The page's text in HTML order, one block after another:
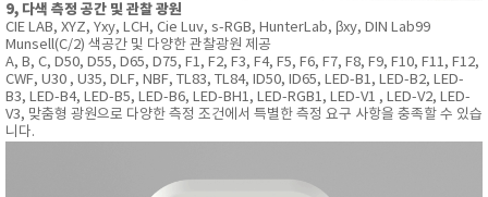
9, 다색 측정 공간 및 관찰 광원
CIE LAB, XYZ, Yxy, LCH, Cie Luv, s-RGB, HunterLab, βxy, DIN Lab99
Munsell(C/2) 색공간 및 다양한 관찰광원 제공
A, B, C, D50, D55, D65, D75, F1, F2, F3, F4, F5, F6, F7, F8, F9, F10, F11, F12,
CWF, U30 , U35, DLF, NBF, TL83, TL84, ID50, ID65, LED-B1, LED-B2, LED-
B3, LED-B4, LED-B5, LED-B6, LED-BH1, LED-RGB1, LED-V1 , LED-V2, LED-
V3, 맞춤형 광원으로 다양한 측정 조건에서 특별한 측정 요구 사항을 충족할 수 있습
니다.